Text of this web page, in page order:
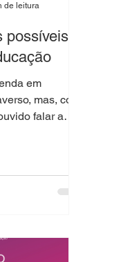
possíveis
em
mas, com
falar a
de leitura